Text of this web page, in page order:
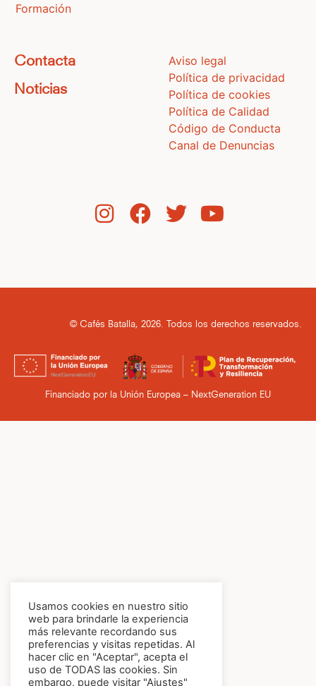
Formación
Contacta
Noticias
Aviso legal
Política de privacidad
Política de cookies
Política de Calidad
Código de Conducta
Canal de Denuncias
© Cafés Batalla, 2026. Todos los derechos reservados.
Financiado por la Unión Europea – NextGeneration EU
Usamos cookies en nuestro sitio
web para brindarle la experiencia
más relevante recordando sus
preferencias y visitas repetidas. Al
hacer clic en "Aceptar", acepta el
uso de TODAS las cookies. Sin
embargo, puede visitar "Ajustes"